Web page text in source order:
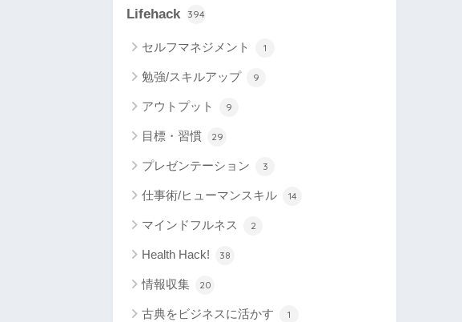
Lifehack 394
セルフマネジメント 1
勉強/スキルアップ 9
アウトプット 9
目標・習慣 29
プレゼンテーション 3
仕事術/ヒューマンスキル 14
マインドフルネス 2
Health Hack! 38
情報収集 20
古典をビジネスに活かす 1